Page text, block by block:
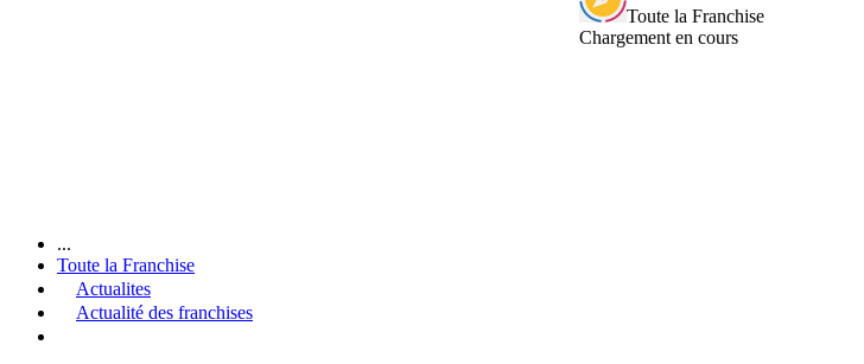
Toute la Franchise
Chargement en cours
...
Toute la Franchise
Actualites
Actualité des franchises